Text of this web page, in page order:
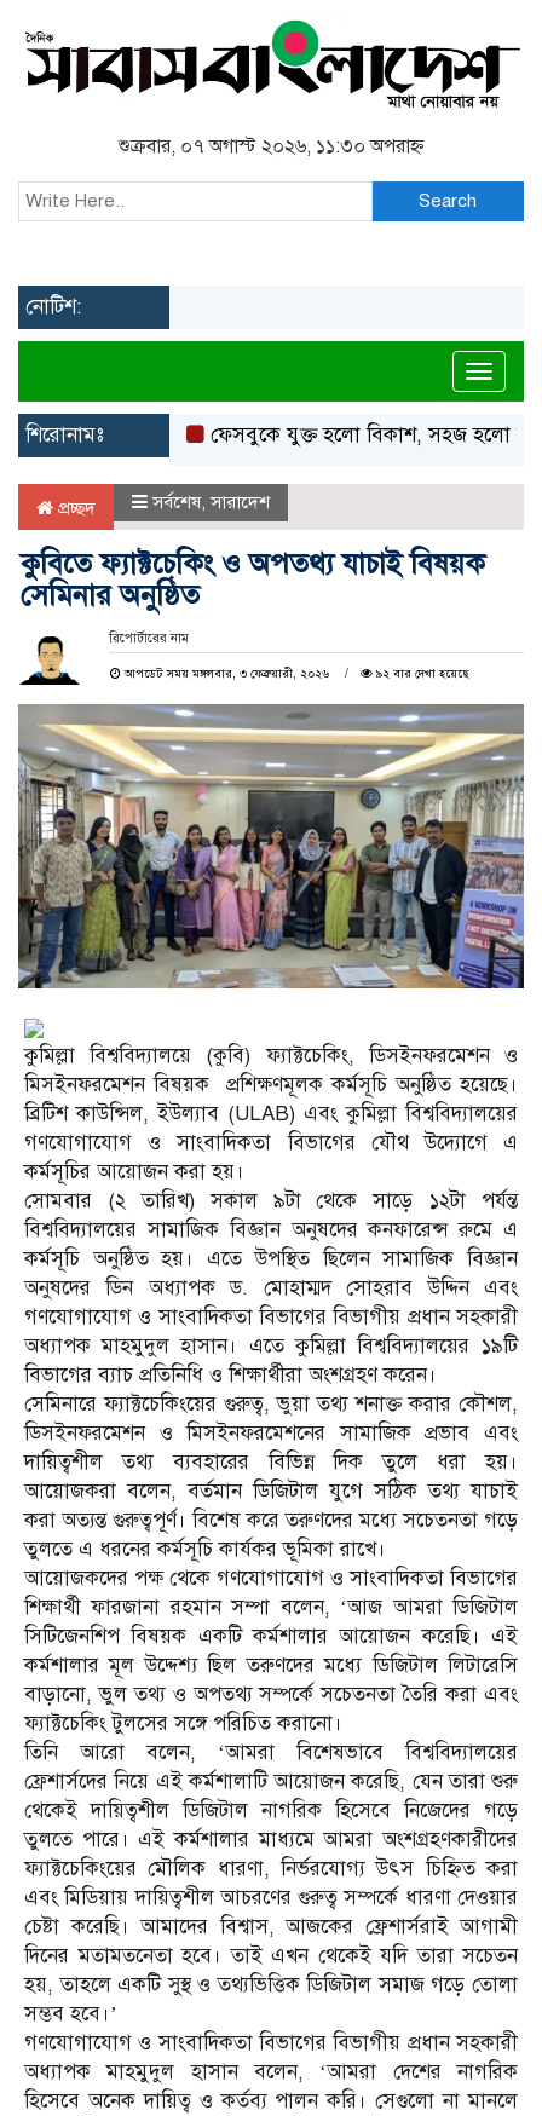
শুক্রবার, ০৭ অগাস্ট ২০২৬, ১১:৩০ অপরাহ্ন
Search
নোটিশ:
শিরোনামঃ ফেসবুকে যুক্ত হলো বিকাশ, সহজ হলো ডিজিটাল
প্রচ্ছদ সর্বশেষ,সারাদেশ
কুবিতে ফ্যাক্টচেকিং ও অপতথ্য যাচাই বিষয়ক
সেমিনার অনুষ্ঠিত
রিপোর্টারের নাম
আপডেট সময় মঙ্গলবার, ৩ ফেব্রুয়ারী, ২০২৬ ৯২ বার দেখা হয়েছে
কুমিল্লা বিশ্ববিদ্যালয়ে (কুবি) ফ্যাক্টচেকিং, ডিসইনফরমেশন ও
মিসইনফরমেশন বিষয়ক প্রশিক্ষণমূলক কর্মসূচি অনুষ্ঠিত হয়েছে।
ব্রিটিশ কাউন্সিল, ইউল্যাব (ULAB) এবং কুমিল্লা বিশ্ববিদ্যালয়ের
গণযোগাযোগ ও সাংবাদিকতা বিভাগের যৌথ উদ্যোগে এ
কর্মসূচির আয়োজন করা হয়।
সোমবার (২ তারিখ) সকাল ৯টা থেকে সাড়ে ১২টা পর্যন্ত
বিশ্ববিদ্যালয়ের সামাজিক বিজ্ঞান অনুষদের কনফারেন্স রুমে এ
কর্মসূচি অনুষ্ঠিত হয়। এতে উপস্থিত ছিলেন সামাজিক বিজ্ঞান
অনুষদের ডিন অধ্যাপক ড. মোহাম্মদ সোহরাব উদ্দিন এবং
গণযোগাযোগ ও সাংবাদিকতা বিভাগের বিভাগীয় প্রধান সহকারী
অধ্যাপক মাহমুদুল হাসান। এতে কুমিল্লা বিশ্ববিদ্যালয়ের ১৯টি
বিভাগের ব্যাচ প্রতিনিধি ও শিক্ষার্থীরা অংশগ্রহণ করেন।
সেমিনারে ফ্যাক্টচেকিংয়ের গুরুত্ব, ভুয়া তথ্য শনাক্ত করার কৌশল,
ডিসইনফরমেশন ও মিসইনফরমেশনের সামাজিক প্রভাব এবং
দায়িত্বশীল তথ্য ব্যবহারের বিভিন্ন দিক তুলে ধরা হয়।
আয়োজকরা বলেন, বর্তমান ডিজিটাল যুগে সঠিক তথ্য যাচাই
করা অত্যন্ত গুরুত্বপূর্ণ। বিশেষ করে তরুণদের মধ্যে সচেতনতা গড়ে
তুলতে এ ধরনের কর্মসূচি কার্যকর ভূমিকা রাখে।
আয়োজকদের পক্ষ থেকে গণযোগাযোগ ও সাংবাদিকতা বিভাগের
শিক্ষার্থী ফারজানা রহমান সম্পা বলেন, ‘আজ আমরা ডিজিটাল
সিটিজেনশিপ বিষয়ক একটি কর্মশালার আয়োজন করেছি। এই
কর্মশালার মূল উদ্দেশ্য ছিল তরুণদের মধ্যে ডিজিটাল লিটারেসি
বাড়ানো, ভুল তথ্য ও অপতথ্য সম্পর্কে সচেতনতা তৈরি করা এবং
ফ্যাক্টচেকিং টুলসের সঙ্গে পরিচিত করানো।
তিনি আরো বলেন, ‘আমরা বিশেষভাবে বিশ্ববিদ্যালয়ের
ফ্রেশার্সদের নিয়ে এই কর্মশালাটি আয়োজন করেছি, যেন তারা শুরু
থেকেই দায়িত্বশীল ডিজিটাল নাগরিক হিসেবে নিজেদের গড়ে
তুলতে পারে। এই কর্মশালার মাধ্যমে আমরা অংশগ্রহণকারীদের
ফ্যাক্টচেকিংয়ের মৌলিক ধারণা, নির্ভরযোগ্য উৎস চিহ্নিত করা
এবং মিডিয়ায় দায়িত্বশীল আচরণের গুরুত্ব সম্পর্কে ধারণা দেওয়ার
চেষ্টা করেছি। আমাদের বিশ্বাস, আজকের ফ্রেশার্সরাই আগামী
দিনের মতামতনেতা হবে। তাই এখন থেকেই যদি তারা সচেতন
হয়, তাহলে একটি সুস্থ ও তথ্যভিত্তিক ডিজিটাল সমাজ গড়ে তোলা
সম্ভব হবে।’
গণযোগাযোগ ও সাংবাদিকতা বিভাগের বিভাগীয় প্রধান সহকারী
অধ্যাপক মাহমুদুল হাসান বলেন, ‘আমরা দেশের নাগরিক
হিসেবে অনেক দায়িত্ব ও কর্তব্য পালন করি। সেগুলো না মানলে